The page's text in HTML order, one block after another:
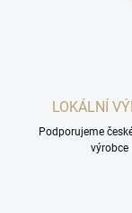
LOKÁLNÍ
Podporujeme
výrobce